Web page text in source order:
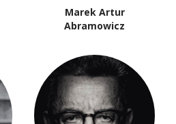
Marek Artur
Abramowicz